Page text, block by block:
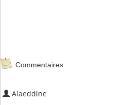
Commentaires
Alaeddine